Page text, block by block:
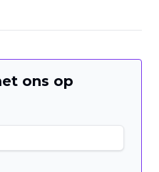
ons op